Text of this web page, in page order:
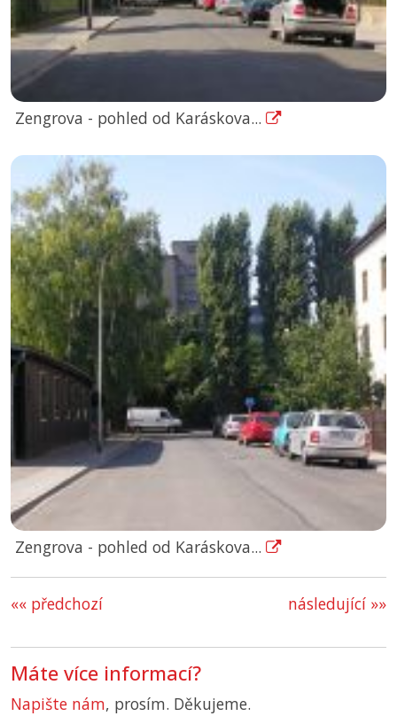
Zengrova - pohled od Karáskova...
Zengrova - pohled od Karáskova...
«« předchozí následující »»
Máte více informací?
Napište nám, prosím. Děkujeme.